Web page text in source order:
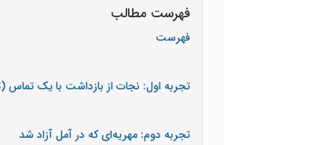
فهرست مطالب
فهرست
تجربه اول: نجات از بازداشت با یک تماس
تجربه دوم: مهریه‌ای که در آمل آزاد شد